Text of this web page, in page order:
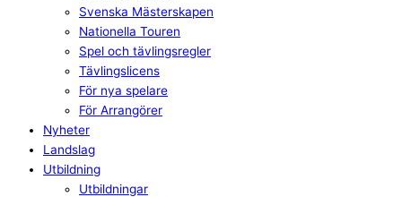
Svenska Mästerskapen
Nationella Touren
Spel och tävlingsregler
Tävlingslicens
För nya spelare
För Arrangörer
Nyheter
Landslag
Utbildning
Utbildningar